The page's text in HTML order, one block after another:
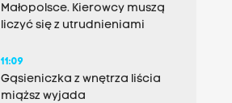
Małopolsce. Kierowcy muszą
liczyć się z utrudnieniami
11:09
Gąsieniczka z wnętrza liścia
miąższ wyjada